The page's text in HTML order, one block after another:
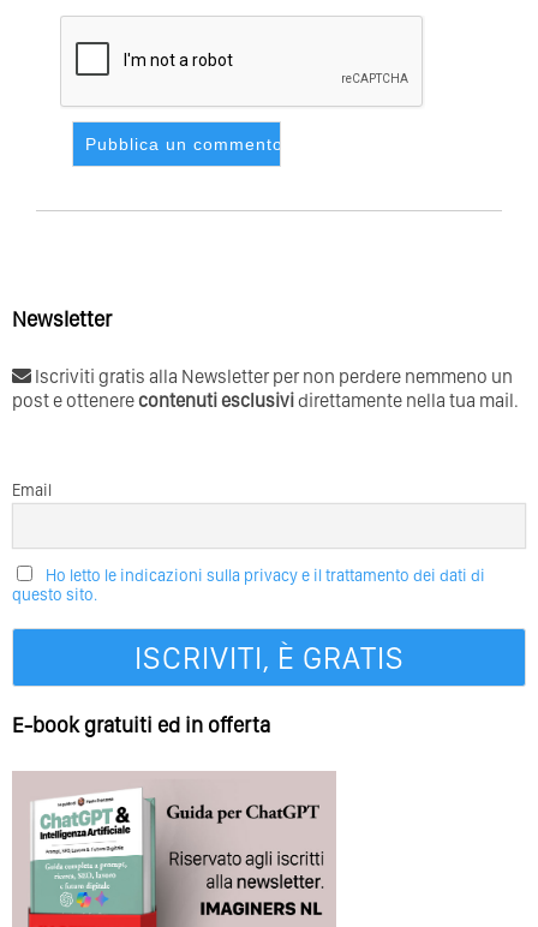
Newsletter
Iscriviti gratis alla Newsletter per non perdere nemmeno un
post e ottenerecontenuti esclusividirettamente nella tua mail.
Email
Ho letto le indicazioni sulla privacy e il trattamento dei dati di
questo sito.
E-book gratuiti ed in offerta